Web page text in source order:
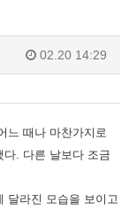
02.20 14:29
느 때나 마찬가지로
. 다른 날보다 조금
달라진 모습을 보이고